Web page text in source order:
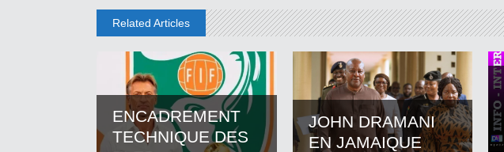
Related Articles
ENCADREMENT
TECHNIQUE DES
JOHN DRAMANI
EN JAMAIQUE